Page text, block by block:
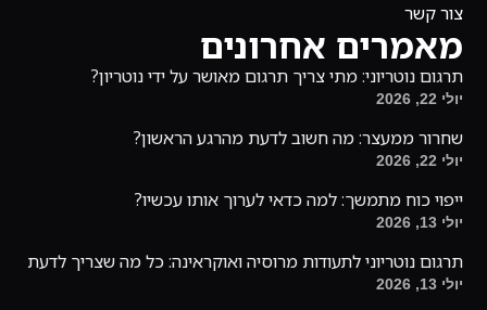
מאמרים אחרונים
תרגום נוטריוני: מתי צריך תרגום מאושר על ידי נוטריון?
יולי 22, 2026
שחרור ממעצר: מה חשוב לדעת מהרגע הראשון?
יולי 22, 2026
ייפוי כוח מתמשך: למה כדאי לערוך אותו עכשיו?
יולי 13, 2026
תרגום נוטריוני לתעודות מרוסיה ואוקראינה: כל מה שצריך לדעת
יולי 13, 2026
צור קשר